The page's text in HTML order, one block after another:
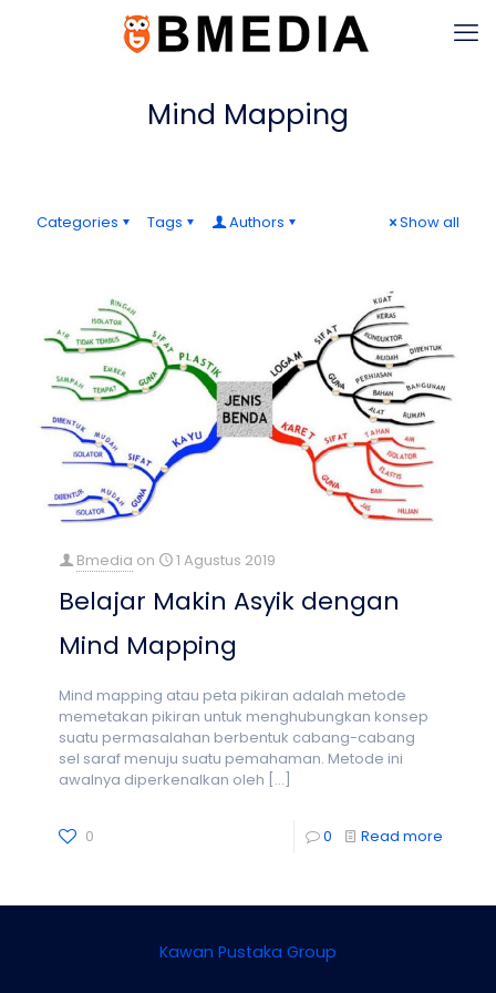
Mind Mapping
Categories Tags Authors Show all
Bmedia on 1 Agustus 2019
Belajar Makin Asyik dengan
Mind Mapping
Mind mapping atau peta pikiran adalah metode
memetakan pikiran untuk menghubungkan konsep
suatu permasalahan berbentuk cabang-cabang
sel saraf menuju suatu pemahaman. Metode ini
awalnya diperkenalkan oleh […]
0 0 Read more
Kawan Pustaka Group